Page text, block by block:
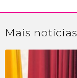
Mais notícias